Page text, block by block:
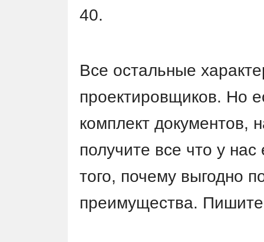
40.
Все остальные
проектировщиков. Но
комплект документов,
получите все что у
того, почему выгодно
преимущества.